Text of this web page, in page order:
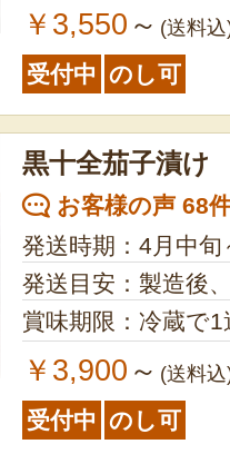
￥3,550 ～ (送料
受付中 のし可
黒十全茄子漬け
お客様の声 68
発送時期：4月中旬
発送目安：製造後
賞味期限：冷蔵で1
￥3,900 ～ (送料
受付中 のし可